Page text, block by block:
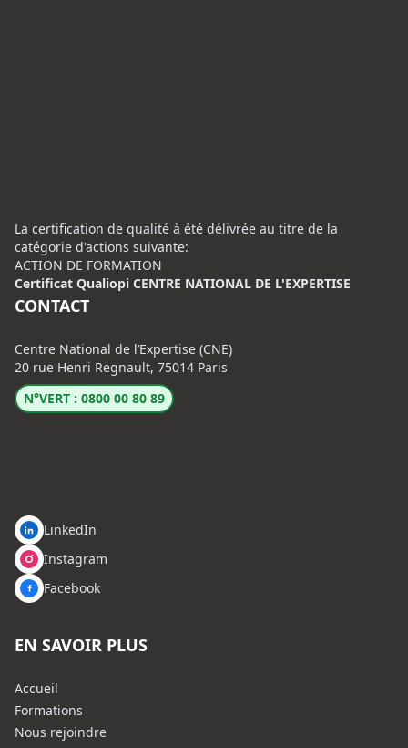
La certification de qualité à été délivrée au titre de la
catégorie d'actions suivante:
ACTION DE FORMATION
Certificat Qualiopi CENTRE NATIONAL DE L'EXPERTISE
CONTACT
Centre National de l’Expertise (CNE)
20 rue Henri Regnault, 75014 Paris
N°VERT : 0800 00 80 89
LinkedIn
Instagram
Facebook
EN SAVOIR PLUS
Accueil
Formations
Nous rejoindre